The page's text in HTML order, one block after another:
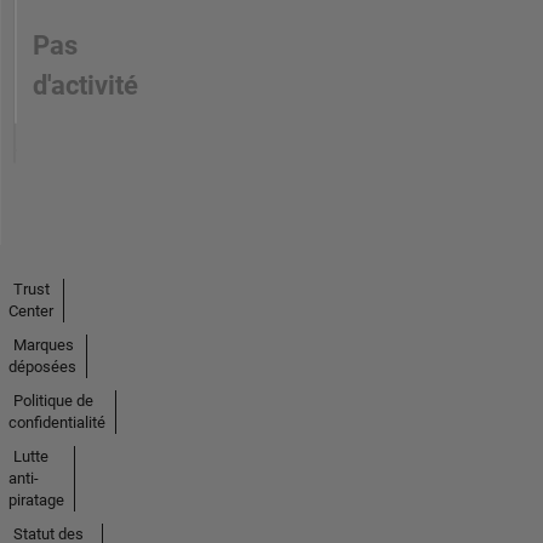
Pas
d'activité
Trust
Center
Marques
déposées
Politique de
confidentialité
Lutte
anti-
piratage
Statut des